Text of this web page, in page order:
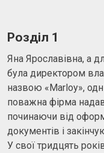
Розділ 1
Яна Ярославівна, а
була директором
назвою «Marloy»,
поважна фірма
починаючи від
документів і
У свої тридцять